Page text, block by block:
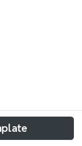
维导图模板系统
界面设计的启
感知自己的期